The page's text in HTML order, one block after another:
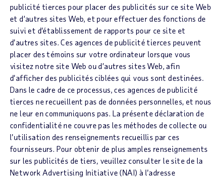
publicité tierces pour placer des publicités sur ce site Web
et d’autres sites Web, et pour effectuer des fonctions de
suivi et d’établissement de rapports pour ce site et
d’autres sites. Ces agences de publicité tierces peuvent
placer des témoins sur votre ordinateur lorsque vous
visitez notre site Web ou d’autres sites Web, afin
d’afficher des publicités ciblées qui vous sont destinées.
Dans le cadre de ce processus, ces agences de publicité
tierces ne recueillent pas de données personnelles, et nous
ne leur en communiquons pas. La présente déclaration de
confidentialité ne couvre pas les méthodes de collecte ou
l’utilisation des renseignements recueillis par ces
fournisseurs. Pour obtenir de plus amples renseignements
sur les publicités de tiers, veuillez consulter le site de la
Network Advertising Initiative (NAI) à l’adresse